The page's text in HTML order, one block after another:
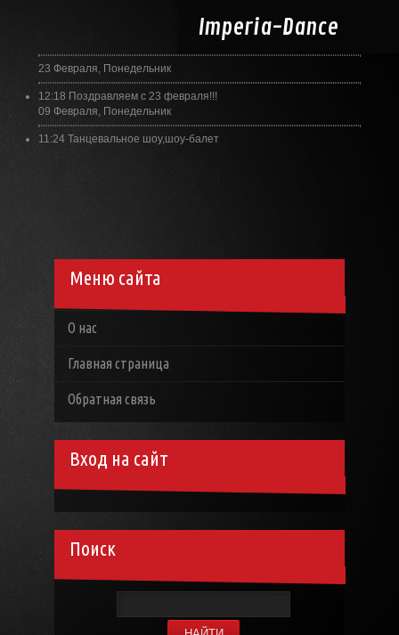
Imperia-Dance
23 Февраля, Понедельник
12:18 Поздравляем с 23 февраля!!!
09 Февраля, Понедельник
11:24 Танцевальное шоу,шоу-балет
Меню сайта
О нас
Главная страница
Обратная связь
Вход на сайт
Поиск